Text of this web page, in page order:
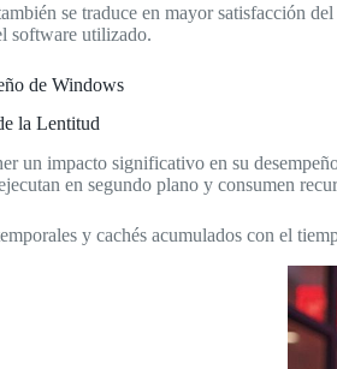
se traduce en mayor satisfacción
software utilizado.
de Windows
la Lentitud
un impacto significativo en su
en segundo plano y consumen
y cachés acumulados con el